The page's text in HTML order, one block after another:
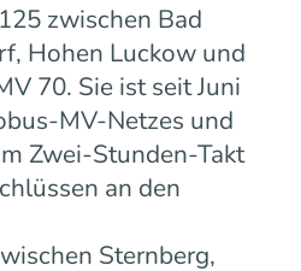
zwischen Bad
Hohen Luckow und
70. Sie ist seit Juni
MV-Netzes und
Zwei-Stunden-Takt
an den
Sternberg,